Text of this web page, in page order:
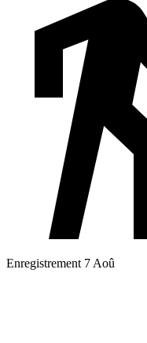
Enregistrement 7 Aoû